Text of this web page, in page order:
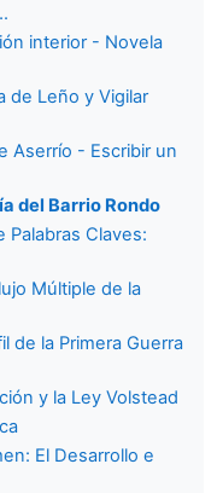
interior - Novela
de Leño y Vigilar
Aserrío - Escribir un
del Barrio Rondo
Palabras Claves:
Múltiple de la
de la Primera Guerra
y la Ley Volstead
El Desarrollo e